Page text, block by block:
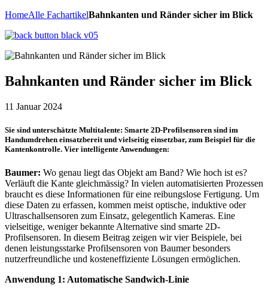
HomeAlle FachartikelBahnkanten und Ränder sicher im Blick
Bahnkanten und Ränder sicher im Blick
11 Januar 2024
Sie sind unterschätzte Multitalente: Smarte 2D-Profilsensoren sind im
Handumdrehen einsatzbereit und vielseitig einsetzbar, zum Beispiel für die
Kantenkontrolle. Vier intelligente Anwendungen:
Baumer: Wo genau liegt das Objekt am Band? Wie hoch ist es?
Verläuft die Kante gleichmässig? In vielen automatisierten Prozessen
braucht es diese Informationen für eine reibungslose Fertigung. Um
diese Daten zu erfassen, kommen meist optische, induktive oder
Ultraschallsensoren zum Einsatz, gelegentlich Kameras. Eine
vielseitige, weniger bekannte Alternative sind smarte 2D-
Profilsensoren. In diesem Beitrag zeigen wir vier Beispiele, bei
denen leistungsstarke Profilsensoren von Baumer besonders
nutzerfreundliche und kosteneffiziente Lösungen ermöglichen.
Anwendung 1: Automatische Sandwich-Linie